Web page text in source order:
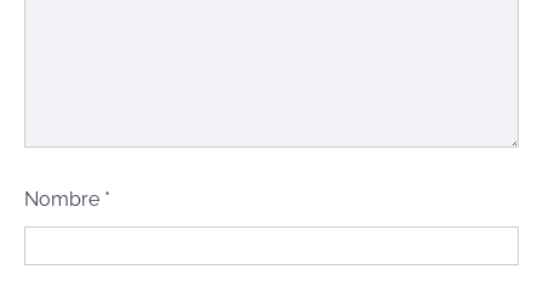
Nombre *